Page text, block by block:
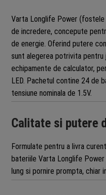
Varta Longlife Power (fostele
de incredere, concepute
de energie. Oferind putere
sunt alegerea potrivita pentru
echipamente de calculator,
LED. Pachetul contine 24 de
tensiune nominala de 1.5V.
Calitate si putere
Formulate pentru a livra
bateriile Varta Longlife
lung si pornire prompta, chiar